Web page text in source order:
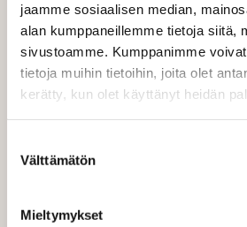
jaamme sosiaalisen median,
alan kumppaneillemme tietoja siitä,
sivustoamme. Kumppanimme
tietoja muihin tietoihin, joita olet
kerätty, kun olet käyttänyt heidän
valinta
Välttämätön
Mieltymykset
5,00 €
Valitse mukaan